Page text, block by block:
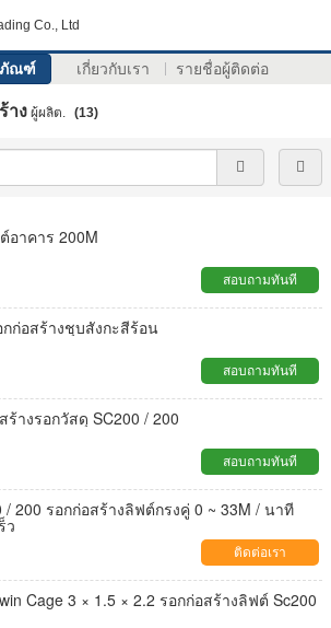
Co., Ltd
ภัณฑ์ เกี่ยวกับเรา รายชื่อผู้ติดต่อ
าง ผู้ผลิต. (13)
อาคาร 200M
สอบถามทันที
ก่อสร้างชุบสังกะสีร้อน
สอบถามทันที
ร้างรอกวัสดุ SC200 / 200
สอบถามทันที
/ 200 รอกก่อสร้างลิฟต์กรงคู่ 0 ~ 33M / นาที
ว
ติดต่อเรา
Cage 3 × 1.5 × 2.2 รอกก่อสร้างลิฟต์ Sc200